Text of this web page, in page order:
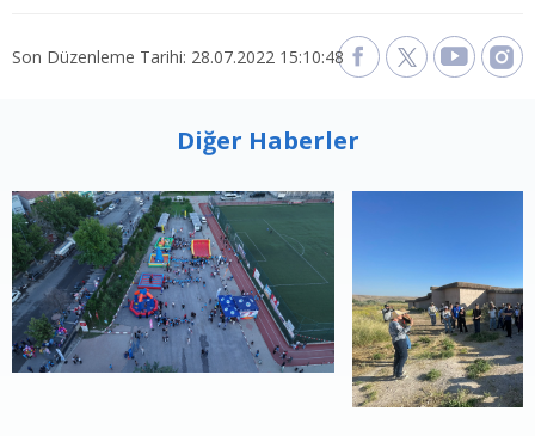
Son Düzenleme Tarihi: 28.07.2022 15:10:48
Diğer Haberler